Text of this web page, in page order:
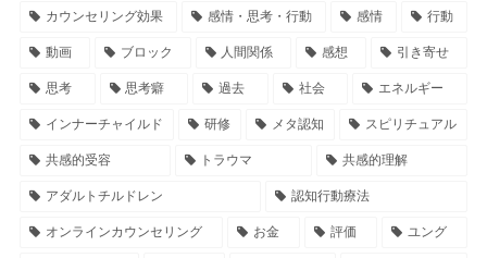
カウンセリング効果 感情・思考・行動 感情 行動
動画 ブロック 人間関係 感想 引き寄せ
思考 思考癖 過去 社会 エネルギー
インナーチャイルド 研修 メタ認知 スピリチュアル
共感的受容 トラウマ 共感的理解
アダルトチルドレン 認知行動療法
オンラインカウンセリング お金 評価 ユング